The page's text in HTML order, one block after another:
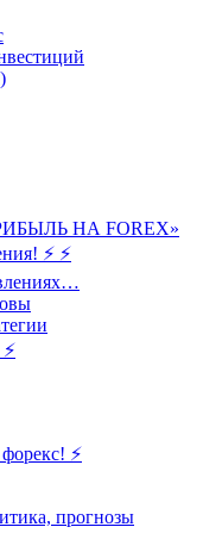
НА FOREX»
⚡ ⚡
⚡
прогнозы